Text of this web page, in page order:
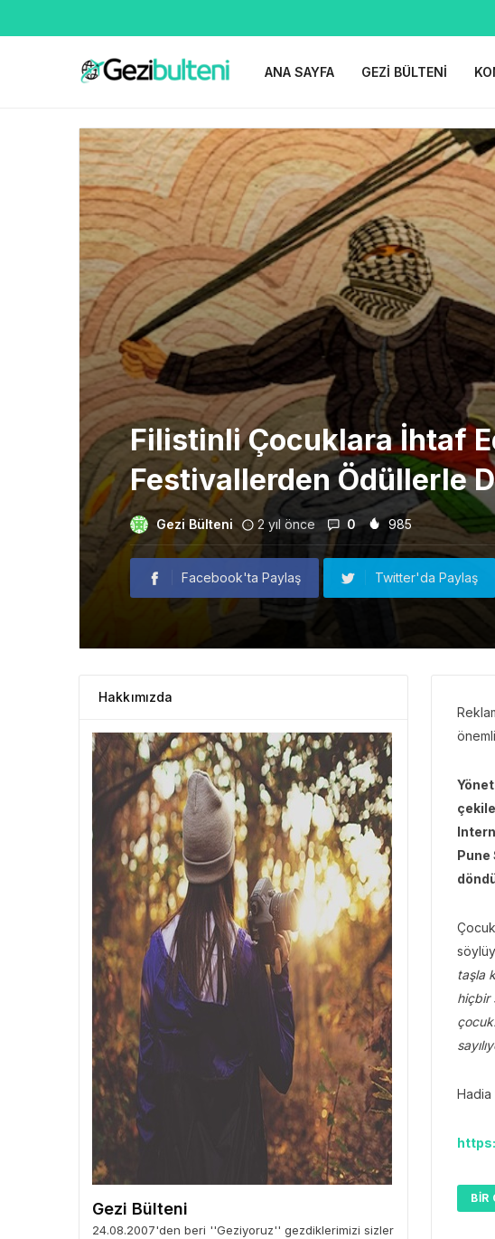
ANA SAYFA GEZI BÜLTENI
Filistinli Çocuklara İhtaf
Festivallerden Ödüllerle
Gezi Bülteni 2 yıl önce 0 985
Facebook'ta Paylaş Twitter'da Paylaş
Pune
taşla
hiçbir
Hadia
BIR
Hakkımızda
Gezi Bülteni
24.08.2007'den beri ''Geziyoruz'' gezdiklerimizi sizler